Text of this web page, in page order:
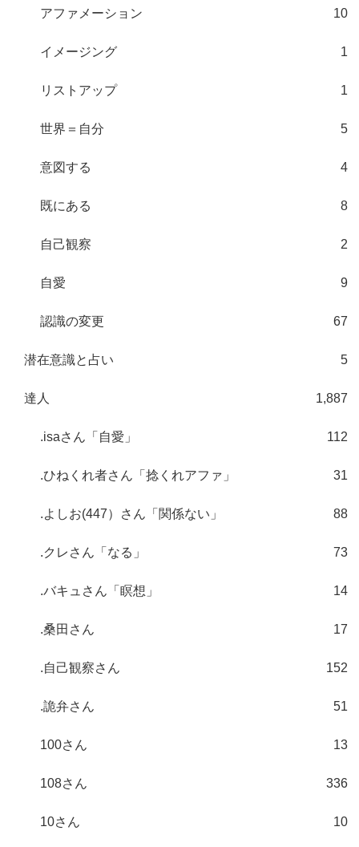
アファメーション 10
イメージング 1
リストアップ 1
世界＝自分 5
意図する 4
既にある 8
自己観察 2
自愛 9
認識の変更 67
潜在意識と占い 5
達人 1,887
.isaさん「自愛」 112
.ひねくれ者さん「捻くれアファ」 31
.よしお(447）さん「関係ない」 88
.クレさん「なる」 73
.バキュさん「瞑想」 14
.桑田さん 17
.自己観察さん 152
.詭弁さん 51
100さん 13
108さん 336
10さん 10